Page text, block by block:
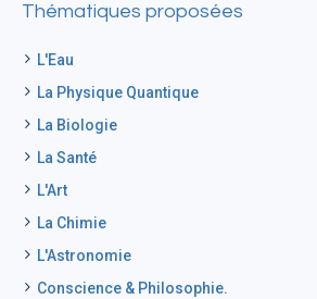
Thématiques proposées
L'Eau
La Physique Quantique
La Biologie
La Santé
L'Art
La Chimie
L'Astronomie
Conscience & Philosophie.